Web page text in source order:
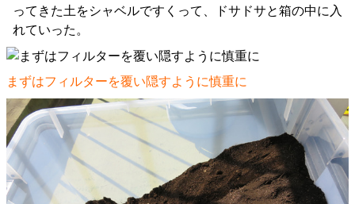
ってきた土をシャベルですくって、ドサドサと箱の中に入
れていった。
まずはフィルターを覆い隠すように慎重に